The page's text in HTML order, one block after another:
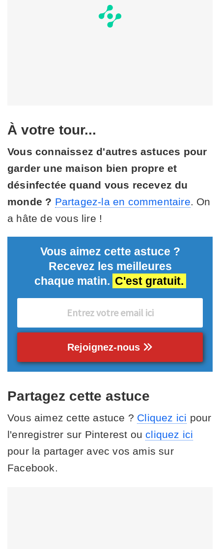
À votre tour...
Vous connaissez d'autres astuces pour
garder une maison bien propre et
désinfectée quand vous recevez du
monde ? Partagez-la en commentaire. On
a hâte de vous lire !
Vous aimez cette astuce ?
Recevez les meilleures
chaque matin. C'est gratuit.
Rejoignez-nous
Partagez cette astuce
Vous aimez cette astuce ? Cliquez ici pour
l'enregistrer sur Pinterest ou cliquez ici
pour la partager avec vos amis sur
Facebook.